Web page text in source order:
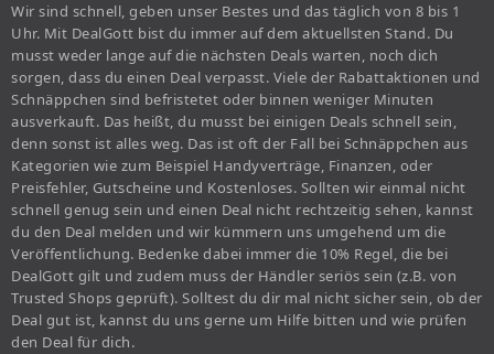
Wir sind schnell, geben unser Bestes und das täglich von 8 bis 1
Uhr. Mit DealGott bist du immer auf dem aktuellsten Stand. Du
musst weder lange auf die nächsten Deals warten, noch dich
sorgen, dass du einen Deal verpasst. Viele der Rabattaktionen und
Schnäppchen sind befristetet oder binnen weniger Minuten
ausverkauft. Das heißt, du musst bei einigen Deals schnell sein,
denn sonst ist alles weg. Das ist oft der Fall bei Schnäppchen aus
Kategorien wie zum Beispiel Handyverträge, Finanzen, oder
Preisfehler, Gutscheine und Kostenloses. Sollten wir einmal nicht
schnell genug sein und einen Deal nicht rechtzeitig sehen, kannst
du den Deal melden und wir kümmern uns umgehend um die
Veröffentlichung. Bedenke dabei immer die 10% Regel, die bei
DealGott gilt und zudem muss der Händler seriös sein (z.B. von
Trusted Shops geprüft). Solltest du dir mal nicht sicher sein, ob der
Deal gut ist, kannst du uns gerne um Hilfe bitten und wie prüfen
den Deal für dich.